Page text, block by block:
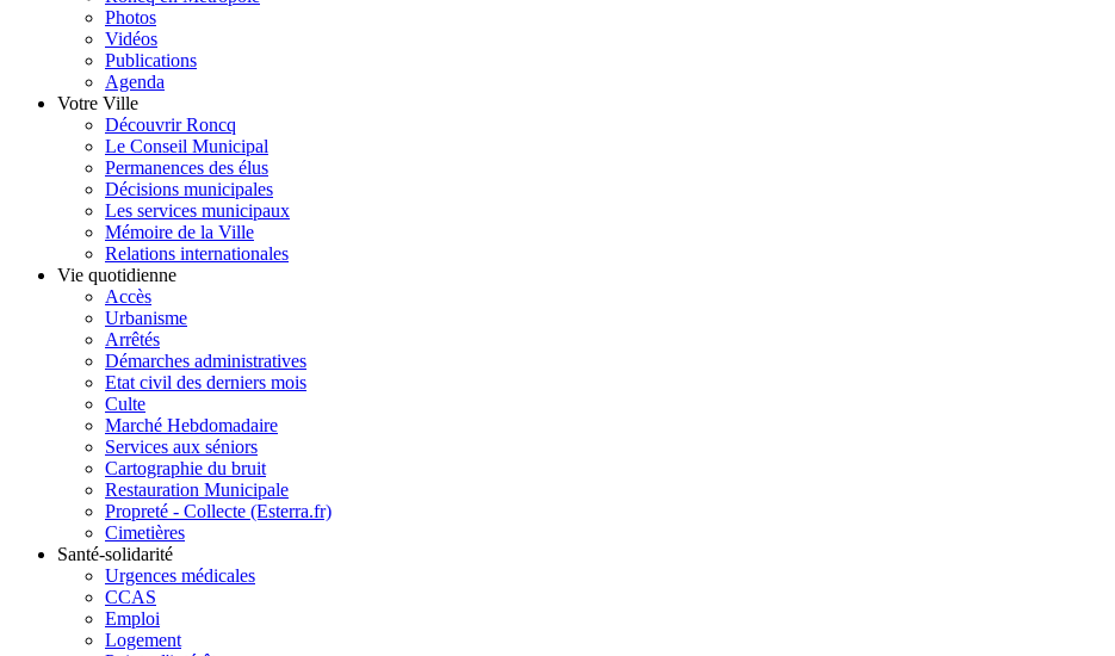
Photos
Vidéos
Publications
Agenda
Votre Ville
Découvrir Roncq
Le Conseil Municipal
Permanences des élus
Décisions municipales
Les services municipaux
Mémoire de la Ville
Relations internationales
Vie quotidienne
Accès
Urbanisme
Arrêtés
Démarches administratives
Etat civil des derniers mois
Culte
Marché Hebdomadaire
Services aux séniors
Cartographie du bruit
Restauration Municipale
Propreté - Collecte (Esterra.fr)
Cimetières
Santé-solidarité
Urgences médicales
CCAS
Emploi
Logement